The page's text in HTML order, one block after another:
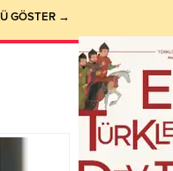
GÖSTER →